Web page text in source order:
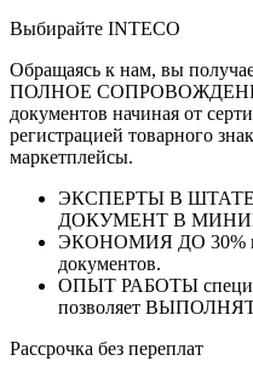
Выбирайте INTECO
Обращаясь к нам, вы
ПОЛНОЕ СОПРОВОЖДЕНИЕ
документов начиная от
регистрацией товарного
маркетплейсы.
ЭКСПЕРТЫ В ШТАТЕ,
ДОКУМЕНТ В
ЭКОНОМИЯ ДО 30%
документов.
ОПЫТ РАБОТЫ
позволяет
Рассрочка без переплат